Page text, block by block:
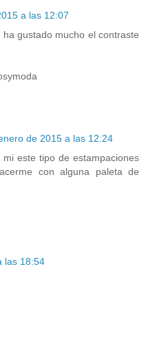
a las 12:07
gustado mucho el contraste
de 2015 a las 12:24
este tipo de estampaciones
con alguna paleta de
las 18:54